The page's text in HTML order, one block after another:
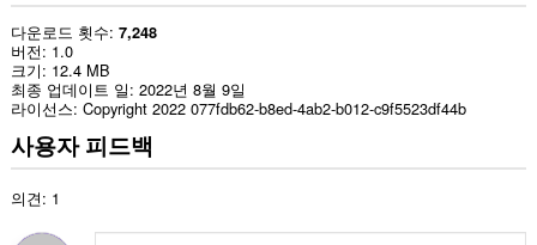
다운로드 횟수 7,248
버전 1.0
크기 12.4 MB
최종 업데이트 일 2022년 8월 9일
라이선스 Copyright 2022 077fdb62-b8ed-4ab2-b012-c9f5523df44b
사용자 피드백
의견: 1